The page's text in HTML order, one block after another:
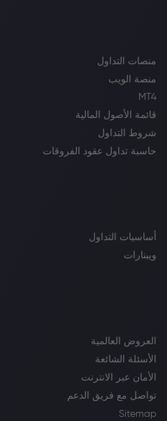
منصات التداول
منصة الويب
MT4
قائمة الأصول المالية
شروط التداول
حاسبة تداول عقود الفروقات
أساسيات التداول
ويبنارات
العروض العالمية
الأسئلة الشائعة
الأمان عبر الانترنت
تواصل مع فريق الدعم
Sitemap